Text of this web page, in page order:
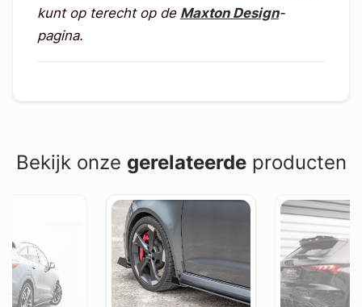
kunt op terecht op de Maxton Design-
pagina.
Bekijk onze gerelateerdeproducten